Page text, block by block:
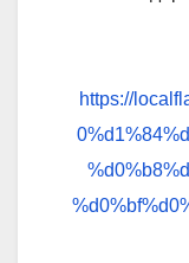
https://